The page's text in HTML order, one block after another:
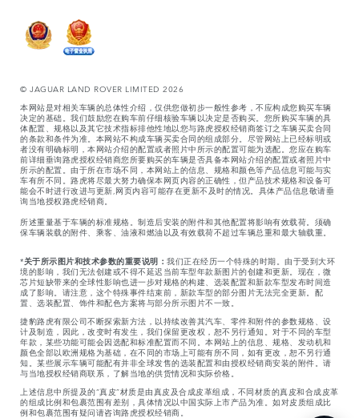
© JAGUAR LAND ROVER LIMITED 2026
本网站是对相关车辆的总体性介绍，仅供您做初步一般性参考，不应构成您购买车辆
决定的基础。我们鼓励您在购车前仔细核验车辆以决定是否购买。您所购买车辆的具
体配置、规格以及其它技术指标排他性地以您与路虎授权经销商签订之车辆买卖合同
的条款和条件为准。本网站不构成车辆买卖合同的组成部分。尽管网站上已经标明或
者没有明确标明，本网站介绍的配置或者照片中所示的配置可能为选配。您应在购车
前详细垂询路虎授权经销商您所要购买的车辆是否具备本网站介绍的配置或者照片中
所示的配置。由于所在市场不同，本网站上的信息、规格和颜色等产品信息可能与实
车有所不同。路虎将尽最大努力确保本网页内容的正确性，但产品技术规格和设备可
能会不时进行改进与更新,网页内容可能存在更新不及时的情况。具体产品信息敬请垂
询当地授权路虎经销商。
所述重量基于车辆的标准规格。制造后安装的附件和其他配置将影响有效载荷。须确
保车辆装载的附件、乘客、油液和燃油以及有效载荷不超过车辆总重和最大轴载重。
*关于所示图片和技术参数的重要说明： 我们正在经历一个特殊的时期。由于受到大环
境的影响，我们无法创建或不得不延迟当前车型年款新图片的创建和更新。现在，微
芯片短缺带来的全球性影响也进一步对规格的构建、选装配置和新款车型发布时间造
成了影响。请注意，这个特殊事件结束前，新款车型的部分图片无法完全更新。配
置、选装配置、饰件和配色方案将与部分所示图片不一致。
捷豹路虎有限公司不断探索新方法，以持续改善其汽车、零件和附件的参数规格、设
计及制造，因此，改变时有发生，我们保留更改权，恕不另行通知。对于不同的车型
年款，某些功能可能会因选配和标准配置而不同。本网站上的信息、规格、发动机和
颜色全部以欧洲规格为基础，在不同的市场上可能有所不同，如有更改，恕不另行通
知。某些展示车辆可能配有并非全球发售的选装配置和由授权经销商安装的附件。请
与当地授权经销商联系，了解当地的供货情况和实际价格。
上述信息中所提及的“真皮”材质是由真皮及合成皮革组成，不同材质的真皮和合成皮革
的组成比例和包裹范围有差别，具体情况以中国实际上市产品为准。如对皮质组成比
例和包裹范围有疑问请咨询路虎授权经销商。